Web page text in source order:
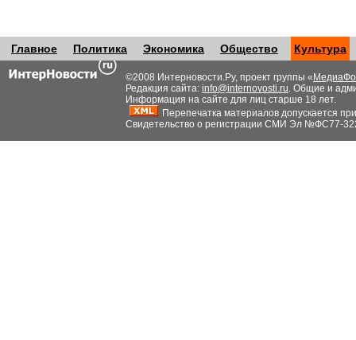
Главное Политика Экономика Общество Культура
©2008 Интерновости.Ру, проект группы «
Редакция сайта: info@internovosti.ru. Общие и
Информация на сайте для лиц старше 18 лет.
Перепечатка материалов допускается
Свидетельство о регистрации СМИ Эл №ФС77-